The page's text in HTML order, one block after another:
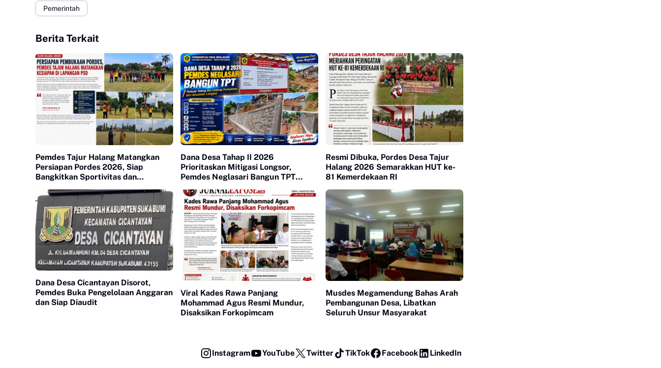
Pemerintah
Berita Terkait
Pemdes Tajur Halang Matangkan
Persiapan Pordes 2026, Siap
Bangkitkan Sportivitas dan
Dana Desa Tahap II 2026
Prioritaskan Mitigasi Longsor,
Pemdes Neglasari Bangun TPT
Resmi Dibuka, Pordes Desa Tajur
Halang 2026 Semarakkan HUT ke-
81 Kemerdekaan RI
Dana Desa Cicantayan Disorot,
Pemdes Buka Pengelolaan Anggaran
dan Siap Diaudit
Viral Kades Rawa Panjang
Mohammad Agus Resmi Mundur,
Disaksikan Forkopimcam
Musdes Megamendung Bahas Arah
Pembangunan Desa, Libatkan
Seluruh Unsur Masyarakat
Instagram YouTube Twitter TikTok Facebook LinkedIn